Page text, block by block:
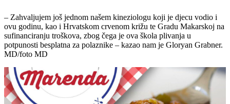
– Zahvaljujem još jednom našem kineziologu koji je djecu vodio i
ovu godinu, kao i Hrvatskom crvenom križu te Gradu Makarskoj na
sufinanciranju troškova, zbog čega je ova škola plivanja u
potpunosti besplatna za polaznike – kazao nam je Gloryan Grabner.
MD/foto MD